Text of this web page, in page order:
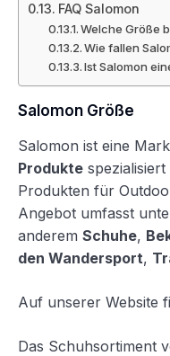
FAQ Salomon
Welche Größe
Wie fallen
Ist Salomon
Salomon Größe
Salomon ist eine
Produkte
Produkten für
Angebot umfasst
anderem Schuhe,
den Wandersport,
Auf unserer Website
Das Schuhsortiment